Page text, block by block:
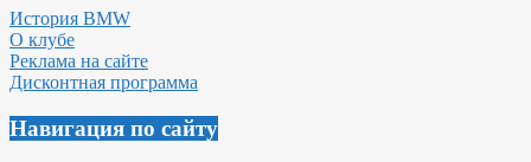
История BMW
О клубе
Реклама на сайте
Дисконтная программа
Навигация по сайту